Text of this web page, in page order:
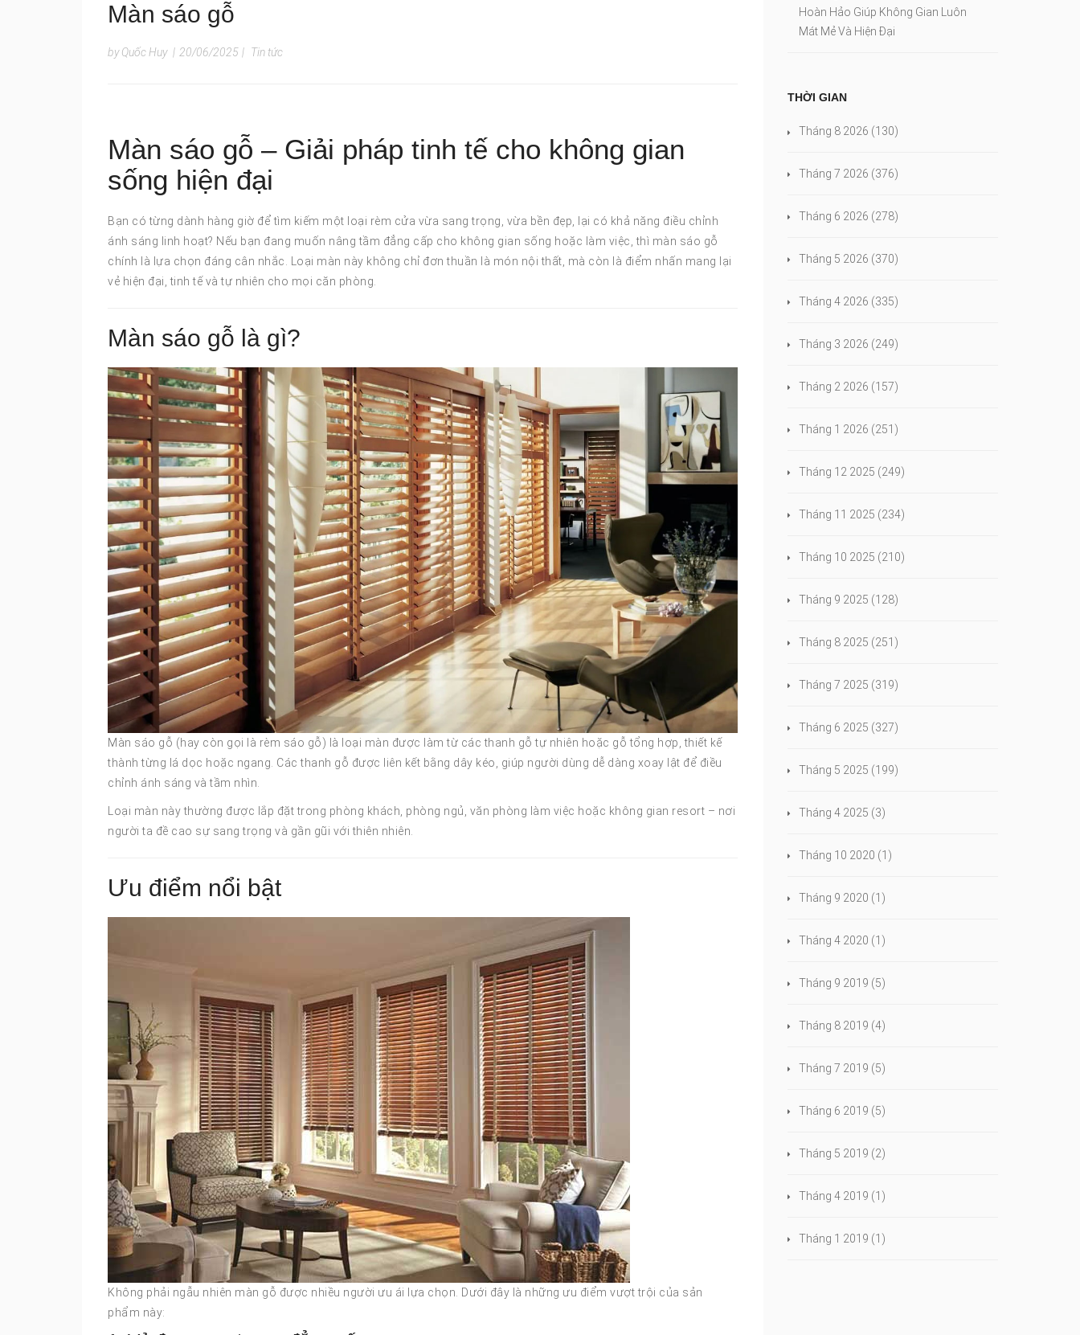
Màn sáo gỗ
by Quốc Huy | 20/06/2025 | Tin tức
Màn sáo gỗ – Giải pháp tinh tế cho không gian
sống hiện đại
Bạn có từng dành hàng giờ để tìm kiếm một loại rèm cửa vừa sang trọng, vừa bền đẹp, lại có khả năng điều chỉnh
ánh sáng linh hoạt? Nếu bạn đang muốn nâng tầm đẳng cấp cho không gian sống hoặc làm việc, thì màn sáo gỗ
chính là lựa chọn đáng cân nhắc. Loại màn này không chỉ đơn thuần là món nội thất, mà còn là điểm nhấn mang lại
vẻ hiện đại, tinh tế và tự nhiên cho mọi căn phòng.
Màn sáo gỗ là gì?
Màn sáo gỗ (hay còn gọi là rèm sáo gỗ) là loại màn được làm từ các thanh gỗ tự nhiên hoặc gỗ tổng hợp, thiết kế
thành từng lá dọc hoặc ngang. Các thanh gỗ được liên kết bằng dây kéo, giúp người dùng dễ dàng xoay lật để điều
chỉnh ánh sáng và tầm nhìn.
Loại màn này thường được lắp đặt trong phòng khách, phòng ngủ, văn phòng làm việc hoặc không gian resort – nơi
người ta đề cao sự sang trọng và gần gũi với thiên nhiên.
Ưu điểm nổi bật
Không phải ngẫu nhiên màn gỗ được nhiều người ưu ái lựa chọn. Dưới đây là những ưu điểm vượt trội của sản
phẩm này:
Hoàn Hảo Giúp Không Gian Luôn
Mát Mẻ Và Hiện Đại
THỜI GIAN
Tháng 8 2026 (130)
Tháng 7 2026 (376)
Tháng 6 2026 (278)
Tháng 5 2026 (370)
Tháng 4 2026 (335)
Tháng 3 2026 (249)
Tháng 2 2026 (157)
Tháng 1 2026 (251)
Tháng 12 2025 (249)
Tháng 11 2025 (234)
Tháng 10 2025 (210)
Tháng 9 2025 (128)
Tháng 8 2025 (251)
Tháng 7 2025 (319)
Tháng 6 2025 (327)
Tháng 5 2025 (199)
Tháng 4 2025 (3)
Tháng 10 2020 (1)
Tháng 9 2020 (1)
Tháng 4 2020 (1)
Tháng 9 2019 (5)
Tháng 8 2019 (4)
Tháng 7 2019 (5)
Tháng 6 2019 (5)
Tháng 5 2019 (2)
Tháng 4 2019 (1)
Tháng 1 2019 (1)